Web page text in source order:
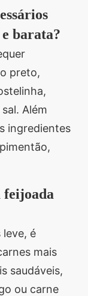
barata?
preto,
Além
ingredientes
feijoada
leve, é
mais
saudáveis,
ou carne